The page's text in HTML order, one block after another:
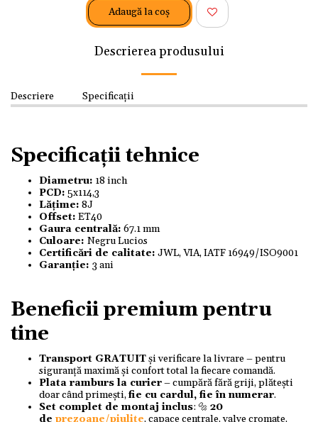
Adaugă la coş
Descrierea produsului
Descriere Specificații
Specificații tehnice
Diametru: 18 inch
PCD: 5x114,3
Lățime: 8J
Offset: ET40
Gaura centrală: 67.1 mm
Culoare: Negru Lucios
Certificări de calitate: JWL, VIA, IATF 16949/ISO9001
Garanție: 3 ani
Beneficii premium pentru
tine
Transport GRATUITși verificare la livrare – pentru
siguranță maximă și confort total la fiecare comandă.
Plata ramburs la curier– cumpără fără griji, plătești
doar când primești,fie cu cardul, fie în numerar.
Set complet de montaj inclus: 🔩 20
de prezoane/piulițe, capace centrale, valve cromate,